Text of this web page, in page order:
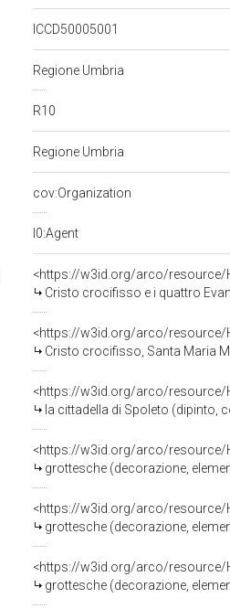
ICCD50005001
Regione Umbria
R10
Regione Umbria
cov:Organization
l0:Agent
<https://w3id.org/arco/resource/
Cristo crocifisso e i quattro
<https://w3id.org/arco/resource/
Cristo crocifisso, Santa Maria
<https://w3id.org/arco/resource/
la cittadella di Spoleto (dipinto,
<https://w3id.org/arco/resource/
grottesche (decorazione,
<https://w3id.org/arco/resource/
grottesche (decorazione,
<https://w3id.org/arco/resource/
grottesche (decorazione,